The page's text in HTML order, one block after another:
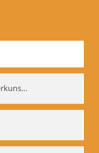
Russische Akademie für Theaterkunst – GITIS